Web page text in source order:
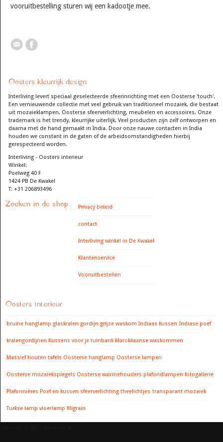
vooruitbestelling sturen wij een kadootje mee.
Oosters kleurrijk design
Interliving levert speciaal geselecteerde sfeerinrichting met een Oosterse 'touch'.
Een vernieuwende collectie met veel gebruik van traditioneel mozaiek, die bestaat
uit mozaieklampen, Oosterse sfeerverlichting, meubelen en accessoires. Onze
trademark is het trendy, kleurrijke uiterlijk. Veel producten zijn zelf ontworpen en
daarna met de hand gemaakt in India. Door onze nauwe contacten in India
houden we constant in de gaten of de arbeidsomstandigheden hierbij
gerespecteerd worden.
Interliving - Oosters interieur
Winkel:
Poelweg 40 F
1424 PB De Kwakel
T: +31 206893496
Zoeken in de shop Privacy beleid
contact
Interliving winkel in De Kwakel
Klantenservice
Vooruitbestellen
Oosters interieur
bruine hanglamp glaskralen gordijn grijze waskom Indiaas kussen Indiase poef
kralengordijnen Kussens voor je tuinbank Marokkaanse waskommen
Massief houten tafels Oosterse hanglamp Oosterse lampen
Oosterse mozaiekspiegels Oosterse waxinehouders plafondlampen fotogallerie
Plafonnières Poef en kussen sfeerverlichting theelichtjes transparant mozaiek
Turkse lamp vloerlamp filigrain